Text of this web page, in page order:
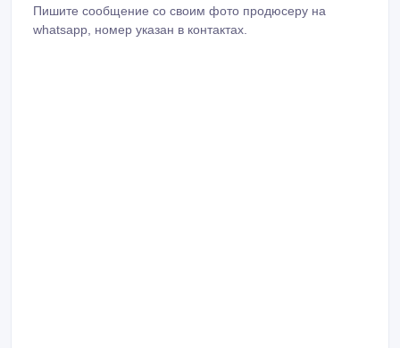
Пишите сообщение со своим фото продюсеру на
whatsapp, номер указан в контактах.